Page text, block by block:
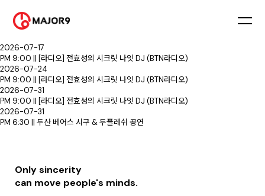
PM 9:00 || [라디오] 전효성의 시크릿 나잇 DJ (BTN라디오)
2026-07-10
2026-07-17
PM 9:00 || [라디오] 전효성의 시크릿 나잇 DJ (BTN라디오)
2026-07-24
PM 9:00 || [라디오] 전효성의 시크릿 나잇 DJ (BTN라디오)
2026-07-31
PM 9:00 || [라디오] 전효성의 시크릿 나잇 DJ (BTN라디오)
2026-07-31
PM 6:30 || 두산 베어스 시구 & 두플레쉬 공연
Only sincerity
can move people's minds.